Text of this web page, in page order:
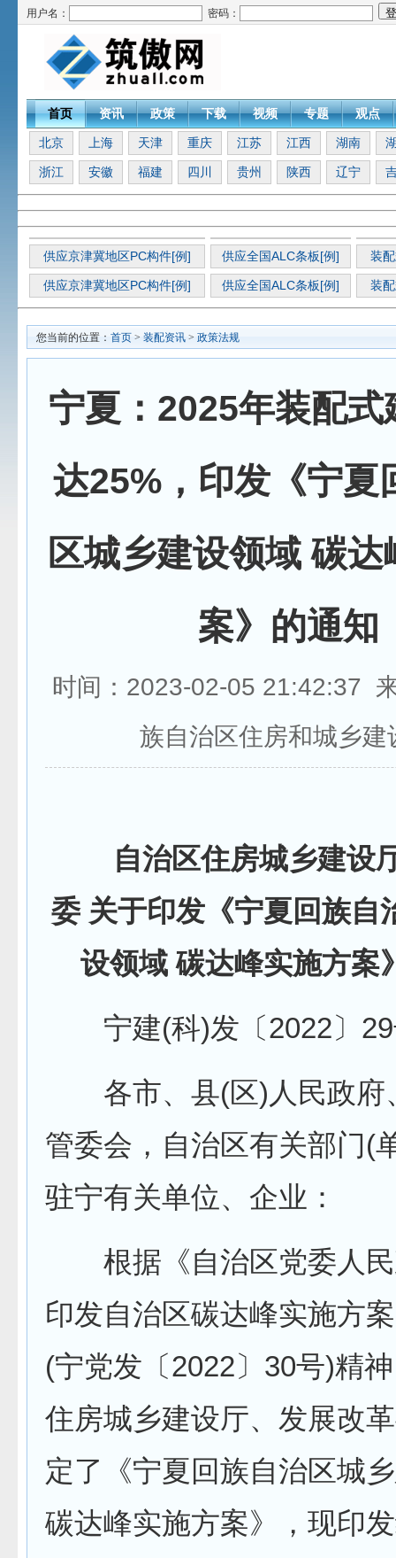
用户名： 密码：
首页 资讯 政策 下载 视频 专题 观点
北京 上海 天津 重庆 江苏 江西 湖南
浙江 安徽 福建 四川 贵州 陕西 辽宁
供应京津冀地区PC构件[例] 供应全国ALC条板[例] 装
供应京津冀地区PC构件[例] 供应全国ALC条板[例] 装
您当前的位置： 首页 > 装配资讯 > 政策法规
宁夏：2025年装配式
达25%，印发《宁夏
区城乡建设领域 碳
案》的通知
时间：2023-02-05 21:42:37
族自治区住房和城乡建
自治区住房城乡建设
委 关于印发《宁夏回族自
设领域 碳达峰实施方案
宁建(科)发〔2022〕
各市、县(区)人民政府
管委会，自治区有关部门(
驻宁有关单位、企业：
根据《自治区党委人民
印发自治区碳达峰实施方
(宁党发〔2022〕30号)精
住房城乡建设厅、发展改
定了《宁夏回族自治区城
碳达峰实施方案》，现印